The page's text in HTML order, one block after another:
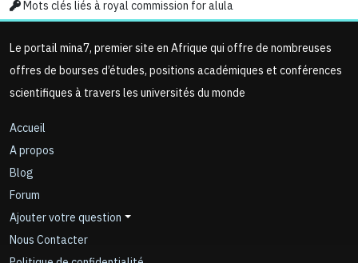
Mots clés liés à royal commission for alula
Le portail mina7, premier site en Afrique qui offre de nombreuses
offres de bourses d’études, positions académiques et conférences
scientifiques à travers les universités du monde
Accueil
A propos
Blog
Forum
Ajouter votre question
Nous Contacter